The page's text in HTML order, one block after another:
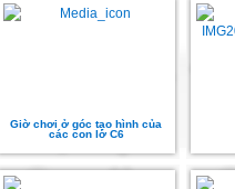
Giờ chơi ở góc tạo hình của
các con lớ C6